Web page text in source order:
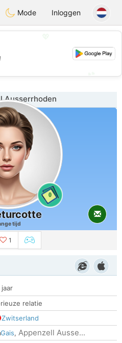
Suissi
Mode Inloggen
Ausserrhoden
0
tijd
1
jaar
relatie
Zwitserland
Gais, Appenzell Ausse...